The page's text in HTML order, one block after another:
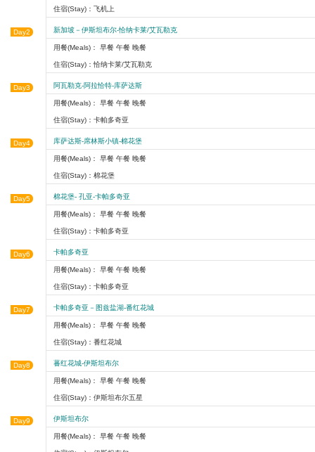
住宿(Stay)：飞机上
Day2 新加坡－伊斯坦布尔-恰纳卡莱/艾瓦勒克
用餐(Meals)： 早餐 午餐 晚餐
住宿(Stay)：恰纳卡莱/艾瓦勒克
Day3 阿瓦勒克-阿拉恰特-库萨达斯
用餐(Meals)： 早餐 午餐 晚餐
住宿(Stay)：卡帕多奇亚
Day4 库萨达斯-席林斯小镇-棉花堡
用餐(Meals)： 早餐 午餐 晚餐
住宿(Stay)：棉花堡
Day5 棉花堡- 孔亚-卡帕多奇亚
用餐(Meals)： 早餐 午餐 晚餐
住宿(Stay)：卡帕多奇亚
Day6 卡帕多奇亚
用餐(Meals)： 早餐 午餐 晚餐
住宿(Stay)：卡帕多奇亚
Day7 卡帕多奇亚－图兹盐湖-番红花城
用餐(Meals)： 早餐 午餐 晚餐
住宿(Stay)：番红花城
Day8 蕃红花城-伊斯坦布尔
用餐(Meals)： 早餐 午餐 晚餐
住宿(Stay)：伊斯坦布尔五星
Day9 伊斯坦布尔
用餐(Meals)： 早餐 午餐 晚餐